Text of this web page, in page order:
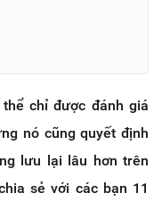
chỉ được đánh giá
nó cũng quyết định
lưu lại lâu hơn trên
sẻ với các bạn 11